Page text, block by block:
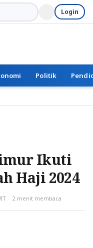
Login
Politik
Ikuti
Haji 2024
2 menit membaca